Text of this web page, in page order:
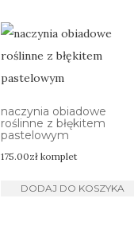
naczynia obiadowe
roślinne z błękitem
pastelowym
175.00zł komplet
DODAJ DO KOSZYKA